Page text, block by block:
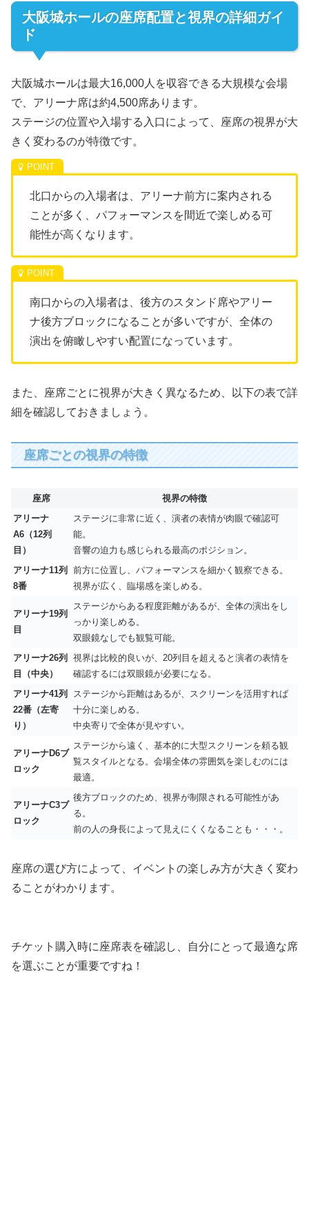
大阪城ホールの座席配置と視界の詳細ガイ
ド
大阪城ホールは最大16,000人を収容できる大規模な会場
で、アリーナ席は約4,500席あります。
ステージの位置や入場する入口によって、座席の視界が大
きく変わるのが特徴です。
北口からの入場者は、アリーナ前方に案内される
ことが多く、パフォーマンスを間近で楽しめる可
能性が高くなります。
南口からの入場者は、後方のスタンド席やアリー
ナ後方ブロックになることが多いですが、全体の
演出を俯瞰しやすい配置になっています。
また、座席ごとに視界が大きく異なるため、以下の表で詳
細を確認しておきましょう。
座席ごとの視界の特徴
座席
視界の特徴
アリーナ
A6（12列
目）
ステージに非常に近く、演者の表情が肉眼で確認可
能。
音響の迫力も感じられる最高のポジション。
アリーナ11列
8番
前方に位置し、パフォーマンスを細かく観察できる。
視界が広く、臨場感を楽しめる。
アリーナ19列
目
ステージからある程度距離があるが、全体の演出をし
っかり楽しめる。
双眼鏡なしでも観覧可能。
アリーナ26列
目（中央）
視界は比較的良いが、20列目を超えると演者の表情を
確認するには双眼鏡が必要になる。
アリーナ41列
22番（左寄
り）
ステージから距離はあるが、スクリーンを活用すれば
十分に楽しめる。
中央寄りで全体が見やすい。
アリーナD6ブ
ロック
ステージから遠く、基本的に大型スクリーンを頼る観
覧スタイルとなる。会場全体の雰囲気を楽しむのには
最適。
アリーナC3ブ
ロック
後方ブロックのため、視界が制限される可能性があ
る。
前の人の身長によって見えにくくなることも・・・。
座席の選び方によって、イベントの楽しみ方が大きく変わ
ることがわかります。
チケット購入時に座席表を確認し、自分にとって最適な席
を選ぶことが重要ですね！